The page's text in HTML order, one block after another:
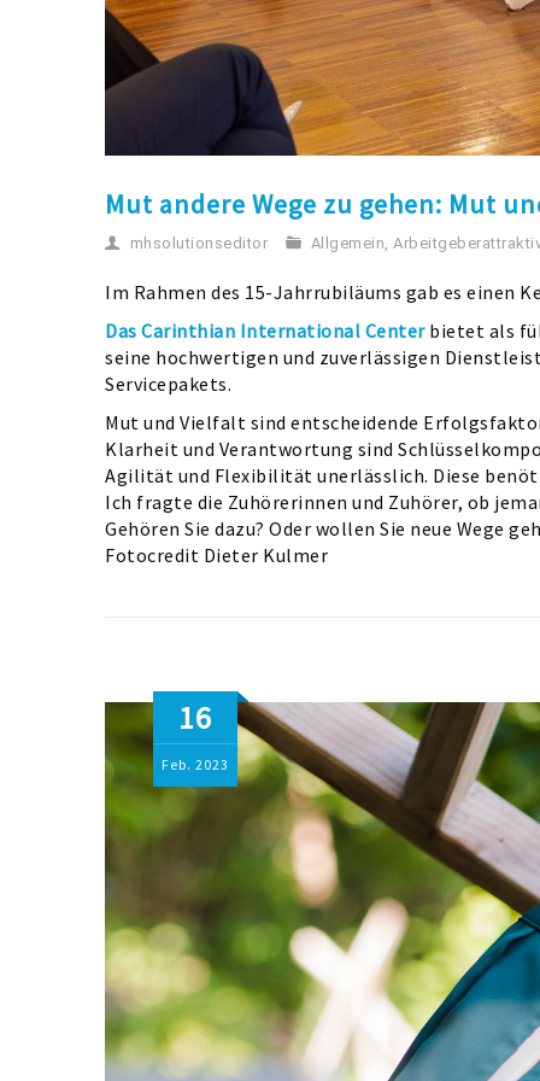
Mut andere Wege zu gehen: Mut
mhsolutionseditor Allgemein
Im Rahmen des 15-Jahrrubiläums gab es einen
Das Carinthian International Centerbietet als
seine hochwertigen und zuverlässigen
Servicepakets.
Mut und Vielfalt sind entscheidende
Klarheit und Verantwortung sind
Agilität und Flexibilität unerlässlich. Diese
Ich fragte die Zuhörerinnen und Zuhörer, ob
Gehören Sie dazu? Oder wollen Sie neue Wege
Fotocredit Dieter Kulmer
16
Feb. 2023